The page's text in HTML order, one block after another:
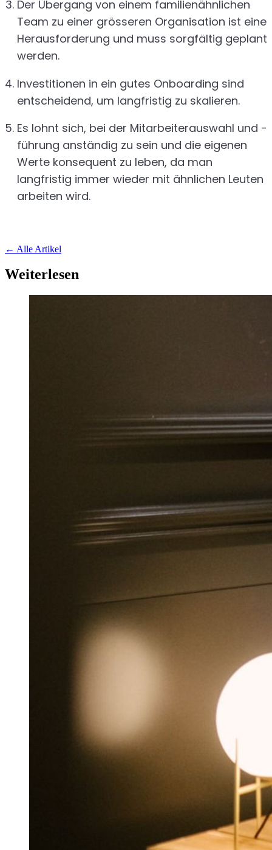
Der Übergang von einem familienähnlichen
Team zu einer grösseren Organisation ist eine
Herausforderung und muss sorgfältig geplant
werden.
Investitionen in ein gutes Onboarding sind
entscheidend, um langfristig zu skalieren.
Es lohnt sich, bei der Mitarbeiterauswahl und -
führung anständig zu sein und die eigenen
Werte konsequent zu leben, da man
langfristig immer wieder mit ähnlichen Leuten
arbeiten wird.
← Alle Artikel
Weiterlesen